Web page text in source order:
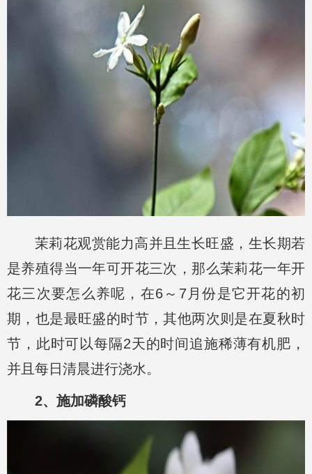
茉莉花观赏能力高并且生长旺盛，生长期若
是养殖得当一年可开花三次，那么茉莉花一年开
花三次要怎么养呢，在6～7月份是它开花的初
期，也是最旺盛的时节，其他两次则是在夏秋时
节，此时可以每隔2天的时间追施稀薄有机肥，
并且每日清晨进行浇水。
2、施加磷酸钙